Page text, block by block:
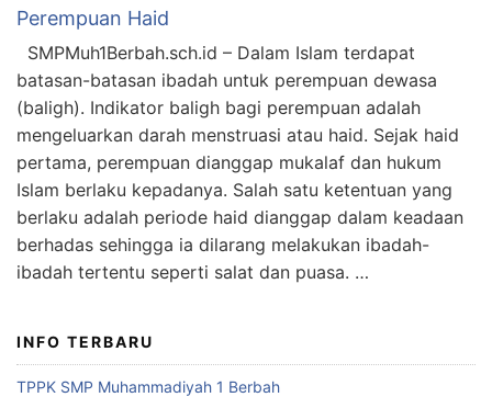
Perempuan Haid
SMPMuh1Berbah.sch.id – Dalam Islam terdapat
batasan-batasan ibadah untuk perempuan dewasa
(baligh). Indikator baligh bagi perempuan adalah
mengeluarkan darah menstruasi atau haid. Sejak haid
pertama, perempuan dianggap mukalaf dan hukum
Islam berlaku kepadanya. Salah satu ketentuan yang
berlaku adalah periode haid dianggap dalam keadaan
berhadas sehingga ia dilarang melakukan ibadah-
ibadah tertentu seperti salat dan puasa. …
INFO TERBARU
TPPK SMP Muhammadiyah 1 Berbah